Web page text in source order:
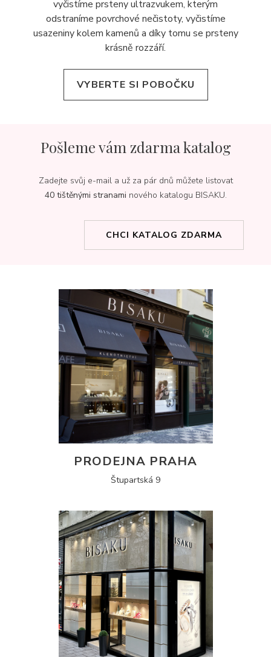
vyčistíme prsteny ultrazvukem, kterým
odstraníme povrchové nečistoty, vyčistíme
usazeniny kolem kamenů a díky tomu se prsteny
krásně rozzáří.
VYBERTE SI POBOČKU
Pošleme vám zdarma katalog
Zadejte svůj e-mail a už za pár dnů můžete listovat
40 tištěnými stranami nového katalogu BISAKU.
CHCI KATALOG ZDARMA
PRODEJNA PRAHA
Štupartská 9